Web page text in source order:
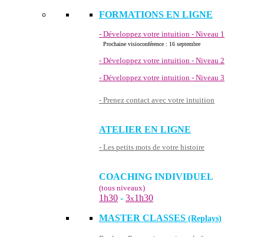
FORMATIONS EN LIGNE
- Développez votre intuition - Niveau 1
Prochaine visioconférence : 16 septembre
- Développez votre intuition - Niveau 2
- Développez votre intuition - Niveau 3
- Prenez contact avec votre intuition
ATELIER EN LIGNE
- Les petits mots de votre histoire
COACHING INDIVIDUEL
(tous niveaux)
1h30 - 3x1h30
MASTER CLASSES (Replays)